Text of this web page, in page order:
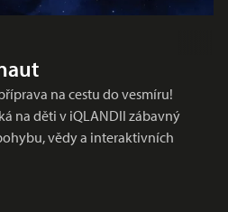
na cestu do vesmíru!
na děti v iQLANDII zábavný
vědy a interaktivních